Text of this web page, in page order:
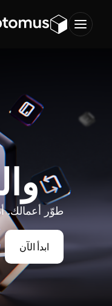
طوّر أعمالك.
ابدأ الآن